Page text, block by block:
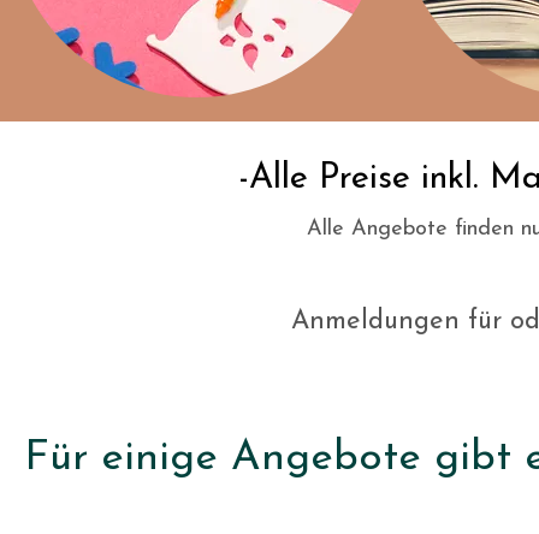
-Alle Preise inkl.
Alle Angebote finden
Anmeldungen für
Für einige Angebote gibt